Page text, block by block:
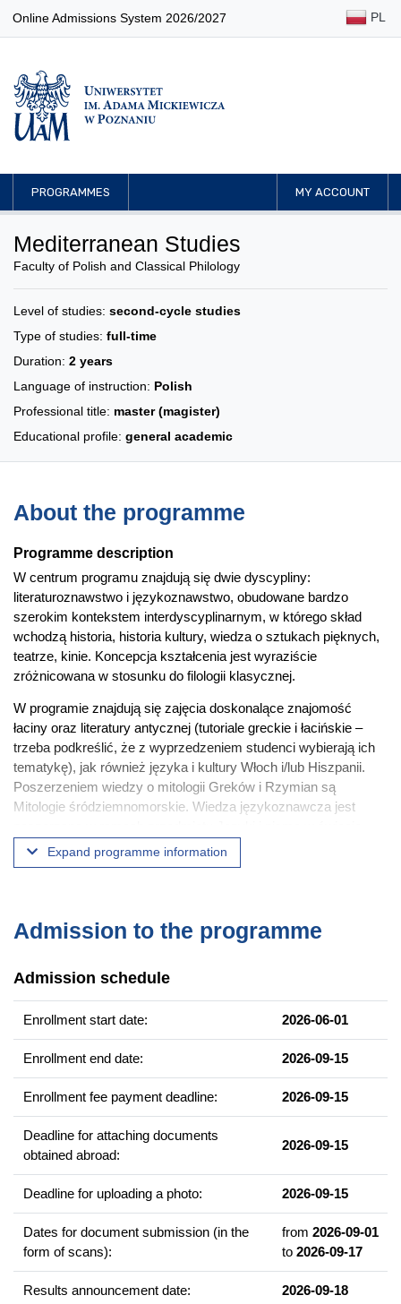
Online Admissions System 2026/2027 PL
PROGRAMMES MY ACCOUNT
Mediterranean Studies
Faculty of Polish and Classical Philology
Level of studies: second-cycle studies
Type of studies: full-time
Duration: 2 years
Language of instruction: Polish
Professional title: master (magister)
Educational profile: general academic
About the programme
Programme description
W centrum programu znajdują się dwie dyscypliny:
literaturoznawstwo i językoznawstwo, obudowane bardzo
szerokim kontekstem interdyscyplinarnym, w którego skład
wchodzą historia, historia kultury, wiedza o sztukach pięknych,
teatrze, kinie. Koncepcja kształcenia jest wyraziście
zróżnicowana w stosunku do filologii klasycznej.
W programie znajdują się zajęcia doskonalące znajomość
łaciny oraz literatury antycznej (tutoriale greckie i łacińskie –
trzeba podkreślić, że z wyprzedzeniem studenci wybierają ich
tematykę), jak również języka i kultury Włoch i/lub Hiszpanii.
Poszerzeniem wiedzy o mitologii Greków i Rzymian są
Mitologie śródziemnomorskie. Wiedza językoznawcza jest
śródziemnomorskim. Natomiast wyraziście różnicująca studia
śródziemnomorskie od filologii klasycznej rozbudowana wiedza
literaturze europejskiej, Kategorie kultury europejskiej, Antyk w
Program studiów zbudowany jest wokół kategorii takich jak:
kultury.
Example of courses
Mitologie śródziemnomorskie
Komparatystyka literacka
Historia idei
Tradycja klasyczna w literaturze europejskiej
Kategorie kultury europejskiej
Języki i pisma w świecie śródziemnomorskim
Tradycje religijne Śródziemnomorza
Antyk w sztukach wizualnych
Expand programme information
Admission to the programme
Admission schedule
Enrollment start date: 2026-06-01
Enrollment end date: 2026-09-15
Enrollment fee payment deadline: 2026-09-15
Deadline for attaching documents
obtained abroad:
2026-09-15
Deadline for uploading a photo: 2026-09-15
Dates for document submission (in the
form of scans):
from 2026-09-01
to 2026-09-17
Results announcement date: 2026-09-18